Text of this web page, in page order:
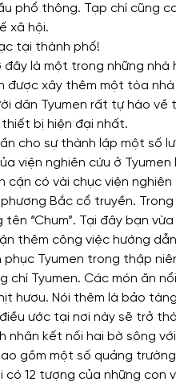
phổ thông. Tạp chí cũng
xã hội.
tại thành phố!
là một trong những nhà
được xây thêm một tòa
dân Tyumen rất tự hào về
bị hiện đại nhất.
cho sự thành lập một số
viện nghiên cứu ở Tyumen
cận có vài chục viện
Bắc cổ truyền.
“Chum”. Tại đây bạn
thêm công việc hướng
Tyumen trong thập
Tyumen. Các món ăn
hươu. Nói thêm là bảo
ước tại nơi này sẽ trở
kết nối hai bờ sông
gồm một số quảng
12 tượng của những con